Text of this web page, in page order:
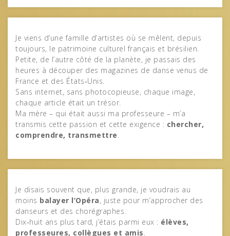
Je viens d’une famille d’artistes où se mêlent, depuis
toujours, le patrimoine culturel français et brésilien.
Petite, de l’autre côté de la planète, je passais des
heures à découper des magazines de danse venus de
France et des États‑Unis.
Sans internet, sans photocopieuse, chaque image,
chaque article était un trésor.
Ma mère – qui était aussi ma professeure – m’a
transmis cette passion et cette exigence : chercher,
comprendre, transmettre.
Je disais souvent que, plus grande, je voudrais au
moins balayer l’Opéra, juste pour m’approcher des
danseurs et des chorégraphes.
Dix‑huit ans plus tard, j’étais parmi eux : élèves,
professeures, collègues et amis.